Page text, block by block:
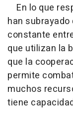
En lo que
han
constante
que utilizan la
que la
permite
muchos
tiene